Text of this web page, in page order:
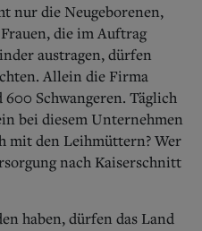
nur die Neugeborenen,
die im Auftrag
austragen, dürfen
Allein die Firma
Schwangeren. Täglich
bei diesem Unternehmen
mit den Leihmüttern? Wer
nach Kaiserschnitt
haben, dürfen das Land